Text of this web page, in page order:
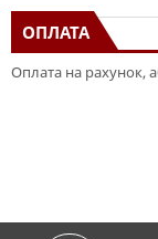
ОПЛАТА
Оплата на рахунок,